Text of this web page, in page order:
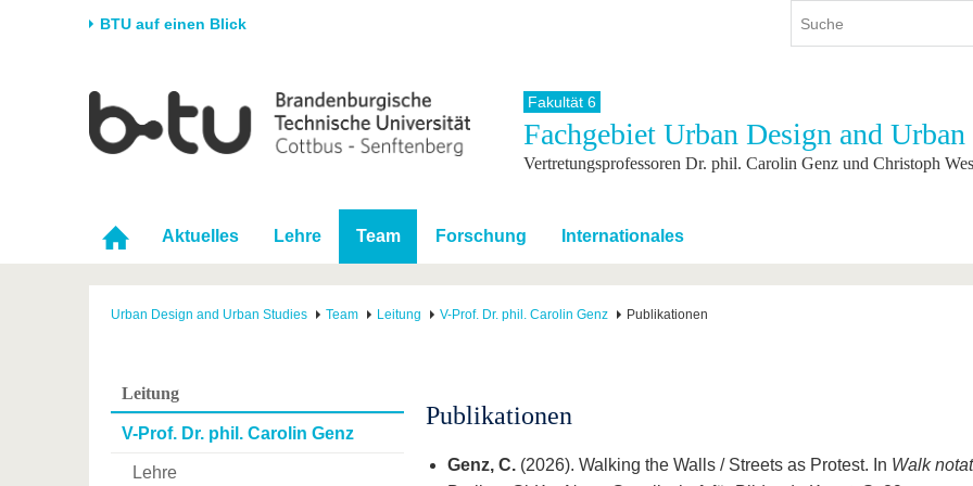
BTU auf einen Blick
Universität
Karriere & Engagement
Partnerschaften &
Strukturwandel
Forschung
Förderung
Wissenschaftlicher
Nachwuchs
Studium
Studienangebot
Im Studium
Nach dem Studium
International
Internationales Profil
Mit der BTU ins Ausland
Für internationale
Studierende
Kontakt
Weiterbildung
Weiterbildungsangebote
Fakultät 6
Fachgebiet Urban Design and Urban
Vertretungsprofessoren Dr. phil. Carolin Genz und Christoph
Aktuelles Lehre Team Forschung Internationales
Urban Design and Urban Studies Team Leitung V-Prof. Dr. phil. Carolin Genz Publikationen
Leitung
V-Prof. Dr. phil. Carolin Genz
Lehre
Publikationen
Genz, C. (2026). Walking the Walls / Streets as Protest. In Walk